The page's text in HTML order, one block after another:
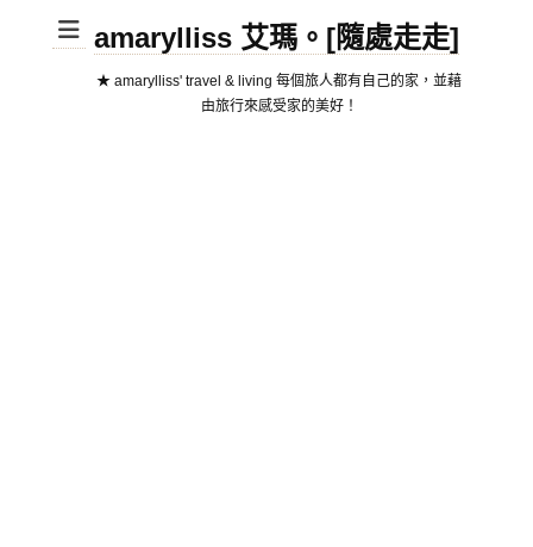
amarylliss 艾瑪。[隨處走走]
★ amarylliss' travel & living 每個旅人都有自己的家，並藉
由旅行來感受家的美好！